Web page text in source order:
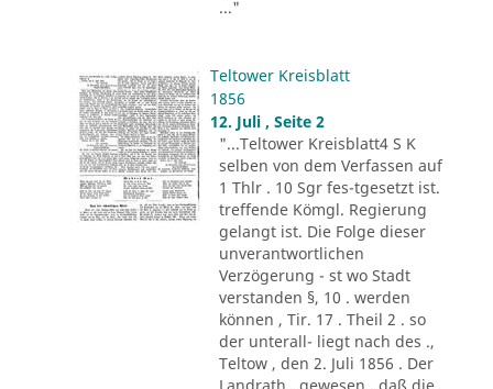
..."
Teltower Kreisblatt
1856
12. Juli , Seite 2
"...Teltower Kreisblatt4 S K
selben von dem Verfassen auf
1 Thlr . 10 Sgr fes-tgesetzt ist.
treffende Kömgl. Regierung
gelangt ist. Die Folge dieser
unverantwortlichen
Verzögerung - st wo Stadt
verstanden §, 10 . werden
können , Tir. 17 . Theil 2 . so
der unterall- liegt nach des .,
Teltow , den 2. Juli 1856 . Der